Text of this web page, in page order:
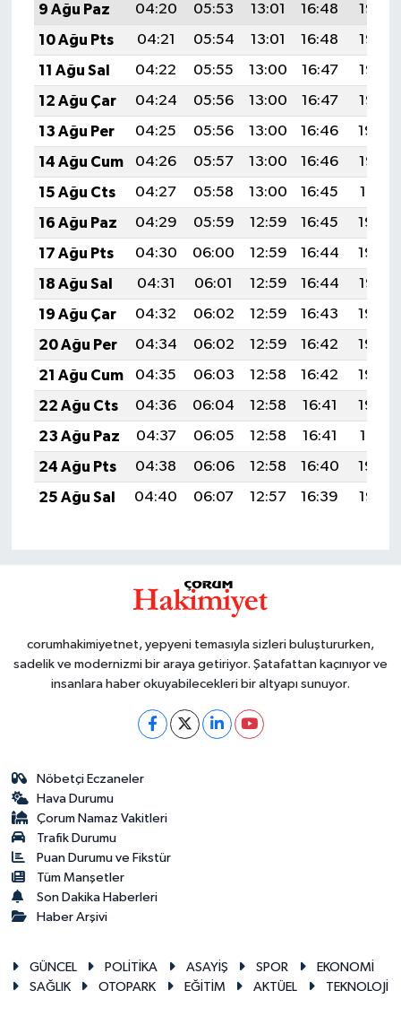
9 Ağu Paz
04:20 05:53 13:01 16:48
19:58
10 Ağu Pts
04:21 05:54 13:01 16:48
19:57
11 Ağu Sal
04:22 05:55 13:00 16:47
19:56
12 Ağu Çar
04:24 05:56 13:00 16:47
19:55
13 Ağu Per
04:25 05:56 13:00 16:46
19:54
14 Ağu Cum
04:26 05:57 13:00 16:46
19:52
15 Ağu Cts
04:27 05:58 13:00 16:45
19:51
16 Ağu Paz
04:29 05:59 12:59 16:45
19:50
17 Ağu Pts
04:30 06:00 12:59 16:44
19:49
18 Ağu Sal
04:31 06:01 12:59 16:44
19:47
19 Ağu Çar
04:32 06:02 12:59 16:43
19:46
20 Ağu Per
04:34 06:02 12:59 16:42
19:45
21 Ağu Cum
04:35 06:03 12:58 16:42
19:43
22 Ağu Cts
04:36 06:04 12:58 16:41
19:42
23 Ağu Paz
04:37 06:05 12:58 16:41
19:41
24 Ağu Pts
04:38 06:06 12:58 16:40
19:39
25 Ağu Sal
04:40 06:07 12:57 16:39 19:38
corumhakimiyetnet, yepyeni temasıyla sizleri buluştururken,
sadelik ve modernizmi bir araya getiriyor. Şatafattan kaçınıyor ve
insanlara haber okuyabilecekleri bir altyapı sunuyor.
Nöbetçi Eczaneler
Hava Durumu
Çorum Namaz Vakitleri
Trafik Durumu
Puan Durumu ve Fikstür
Tüm Manşetler
Son Dakika Haberleri
Haber Arşivi
GÜNCEL POLİTİKA ASAYİŞ SPOR
EKONOMİ
SAĞLIK
OTOPARK EĞİTİM AKTÜEL TEKNOLOJİ